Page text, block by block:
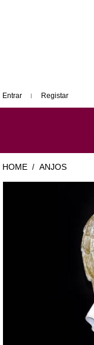
Entrar Registar
HOME / ANJOS